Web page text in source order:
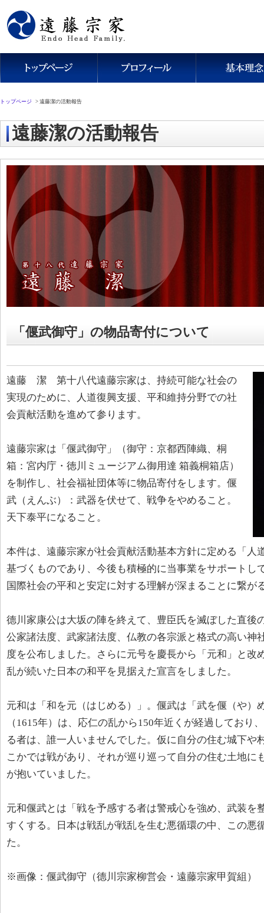
トップページ > 遠藤潔の活動報告
遠藤潔の活動報告
「偃武御守」の物品寄付について
遠藤 潔 第十八代遠藤宗家は、持続可能な社会の
実現のために、人道復興支援、平和維持分野での社
会貢献活動を進めて参ります。
遠藤宗家は「偃武御守」（御守：京都西陣織、桐
箱：宮内庁・徳川ミュージアム御用達 箱義桐箱店）
を制作し、社会福祉団体等に物品寄付をします。偃
武（えんぶ）：武器を伏せて、戦争をやめること。
天下泰平になること。
本件は、遠藤宗家が社会貢献活動基本方針に定める「人
基づくものであり、今後も積極的に当事業をサポートし
国際社会の平和と安定に対する理解が深まることに繋が
德川家康公は大坂の陣を終えて、豊臣氏を滅ぼした直後
公家諸法度、武家諸法度、仏教の各宗派と格式の高い神
度を公布しました。さらに元号を慶長から「元和」と改
乱が続いた日本の和平を見据えた宣言をしました。
元和は「和を元（はじめる）」。偃武は「武を偃（や）
（1615年）は、応仁の乱から150年近くが経過しており
る者は、誰一人いませんでした。仮に自分の住む城下や
こかでは戦があり、それが巡り巡って自分の住む土地に
が抱いていました。
元和偃武とは「戦を予感する者は警戒心を強め、武装を
すくする。日本は戦乱が戦乱を生む悪循環の中、この悪
た。
※画像：偃武御守（德川宗家柳営会・遠藤宗家甲賀組）